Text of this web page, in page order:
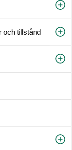
och tillstånd